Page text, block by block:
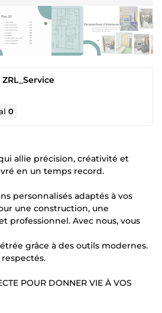
ZRL_Service
0
allie précision, créativité et
en un temps record.
personnalisés adaptés à vos
une construction, une
professionnel. Avec nous, vous
grâce à des outils modernes.
respectés.
POUR DONNER VIE À VOS